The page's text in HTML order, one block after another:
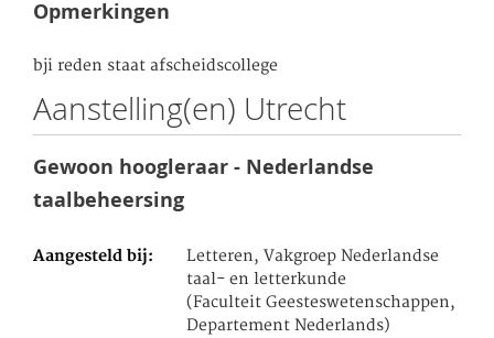
Opmerkingen
bji reden staat afscheidscollege
Aanstelling(en) Utrecht
Gewoon hoogleraar - Nederlandse
taalbeheersing
Aangesteld bij
Letteren, Vakgroep Nederlandse
taal- en letterkunde
(Faculteit Geesteswetenschappen,
Departement Nederlands)